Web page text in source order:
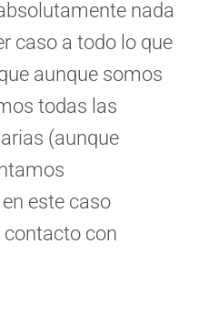
nada
caso a todo lo que
aunque somos
todas las
(aunque
este caso
contacto con